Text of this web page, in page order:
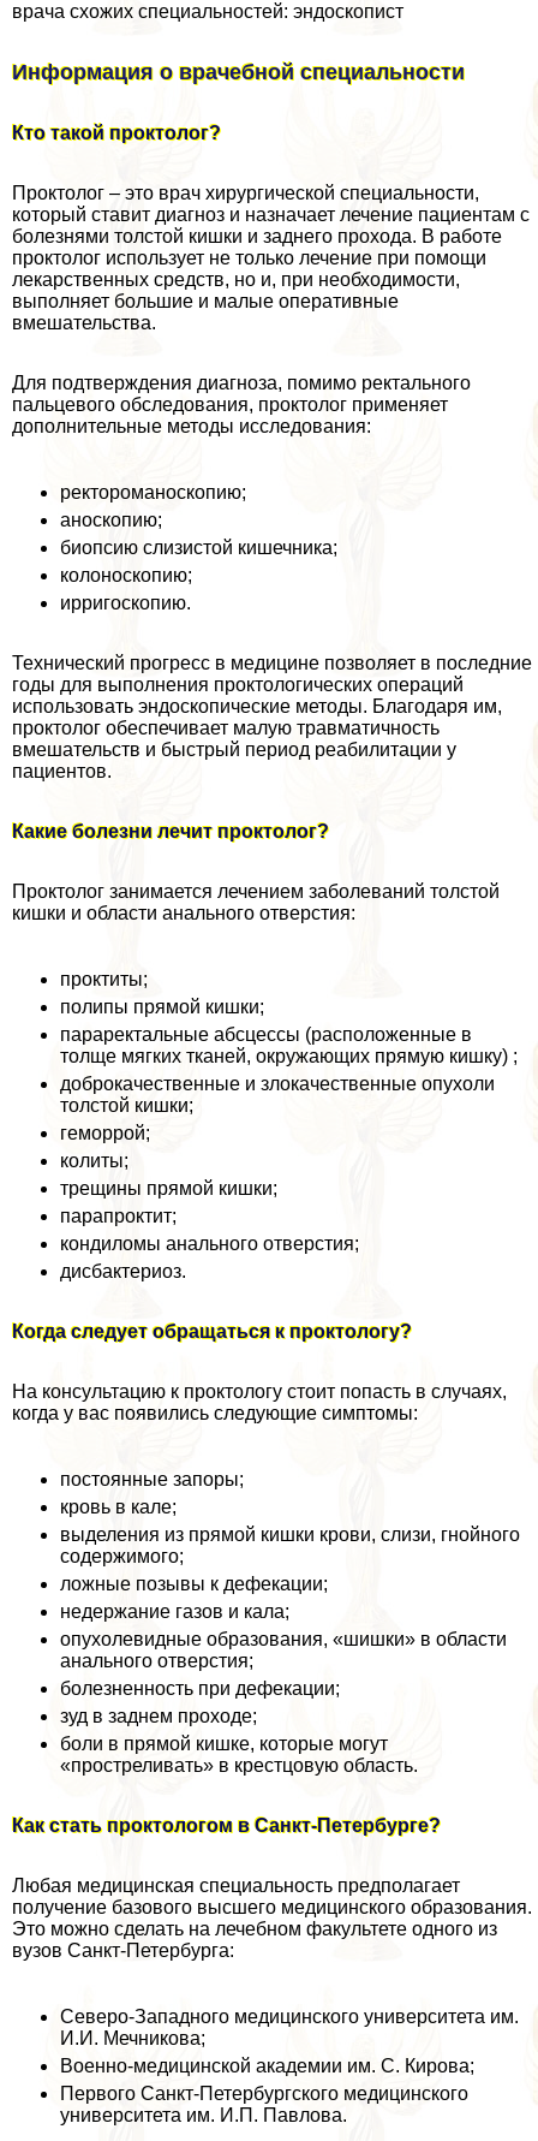
врача схожих специальностей: эндоскопист
Информация о врачебной специальности
Кто такой проктолог?
Проктолог – это врач хирургической специальности,
который ставит диагноз и назначает лечение пациентам с
болезнями толстой кишки и заднего прохода. В работе
проктолог использует не только лечение при помощи
лекарственных средств, но и, при необходимости,
выполняет большие и малые оперативные
вмешательства.
Для подтверждения диагноза, помимо ректального
пальцевого обследования, проктолог применяет
дополнительные методы исследования:
ректороманоскопию;
аноскопию;
биопсию слизистой кишечника;
колоноскопию;
ирригоскопию.
Технический прогресс в медицине позволяет в последние
годы для выполнения проктологических операций
использовать эндоскопические методы. Благодаря им,
проктолог обеспечивает малую травматичность
вмешательств и быстрый период реабилитации у
пациентов.
Какие болезни лечит проктолог?
Проктолог занимается лечением заболеваний толстой
кишки и области aнaльного отверстия:
проктиты;
полипы прямой кишки;
параректальные абсцессы (расположенные в
толще мягких тканей, окружающих прямую кишку) ;
доброкачественные и злокачественные опухоли
толстой кишки;
геморрой;
колиты;
трещины прямой кишки;
парапроктит;
кондиломы aнaльного отверстия;
дисбактериоз.
Когда следует обращаться к проктологу?
На консультацию к проктологу стоит попасть в случаях,
когда у вас появились следующие симптомы:
постоянные запоры;
кровь в кале;
выделения из прямой кишки крови, слизи, гнойного
содержимого;
ложные позывы к дефекации;
недержание газов и кала;
опухолевидные образования, «шишки» в области
aнaльного отверстия;
болезненность при дефекации;
зуд в заднем проходе;
боли в прямой кишке, которые могут
«простреливать» в крестцовую область.
Как стать проктологом в Санкт-Петербурге?
Любая медицинская специальность предполагает
получение базового высшего медицинского образования.
Это можно сделать на лечебном факультете одного из
вузов Санкт-Петербурга:
Северо-Западного медицинского университета им.
И.И. Мечникова;
Военно-медицинской академии им. С. Кирова;
Первого Санкт-Петербургского медицинского
университета им. И.П. Павлова.